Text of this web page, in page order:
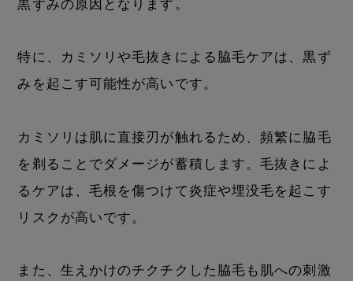
黒ずみの原因となります。
特に、カミソリや毛抜きによる脇毛ケアは、黒ず
みを起こす可能性が高いです。
カミソリは肌に直接刃が触れるため、頻繁に脇毛
を剃ることでダメージが蓄積します。毛抜きによ
るケアは、毛根を傷つけて炎症や埋没毛を起こす
リスクが高いです。
また、生えかけのチクチクした脇毛も肌への刺激